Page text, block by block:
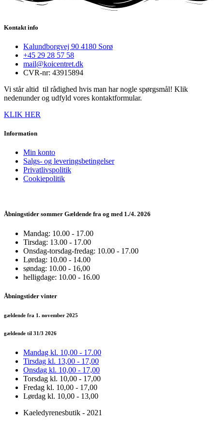
Kontakt info
Kalundborgvej 90 4180 Sorø
+45 29 28 57 58
mail@koicentret.dk
CVR-nr: 43915894
Vi står altid til rådighed hvis man har nogle spørgsmål! Klik
nedenunder og udfyld vores kontaktformular.
KLIK HER
Information
Min konto
Salgs- og leveringsbetingelser
Privatlivspolitik
Cookiepolitik
Åbningstider sommer Gældende fra og med 1./4. 2026
Mandag: 10.00 - 17.00
Tirsdag: 13.00 - 17.00
Onsdag-torsdag-fredag: 10.00 - 17.00
Lørdag: 10.00 - 14.00
søndag: 10.00 - 16,00
helligdage: 10.00 - 16.00
Åbningstider vinter
gældende fra 1. november 2025
gældende til 31/3 2026
Mandag kl. 10,00 - 17.00
Tirsdag kl. 13,00 - 17,00
Onsdag kl. 10,00 - 17,00
Torsdag kl. 10,00 - 17,00
Fredag kl. 10,00 - 17,00
Lørdag kl. 10,00 - 13,00
Kaeledyrenesbutik - 2021